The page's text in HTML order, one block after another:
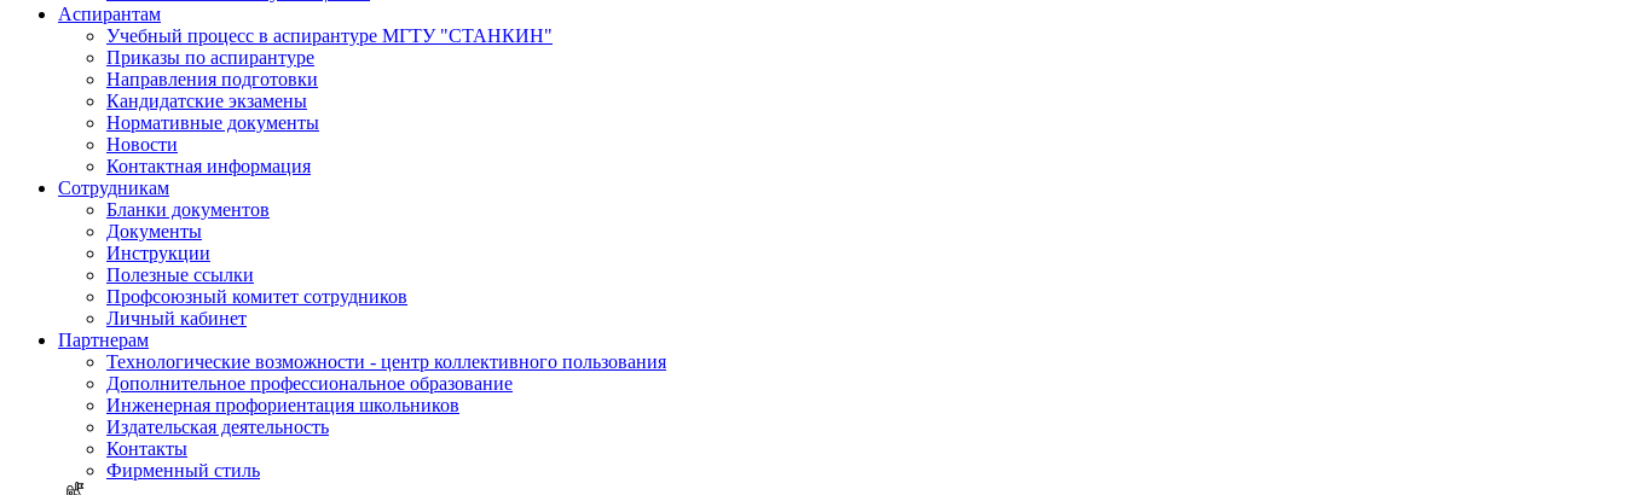
Аспирантам
Учебный процесс в аспирантуре МГТУ "СТАНКИН"
Приказы по аспирантуре
Направления подготовки
Кандидатские экзамены
Нормативные документы
Новости
Контактная информация
Сотрудникам
Бланки документов
Документы
Инструкции
Полезные ссылки
Профсоюзный комитет сотрудников
Личный кабинет
Партнерам
Технологические возможности - центр коллективного пользования
Дополнительное профессиональное образование
Инженерная профориентация школьников
Издательская деятельность
Контакты
Фирменный стиль